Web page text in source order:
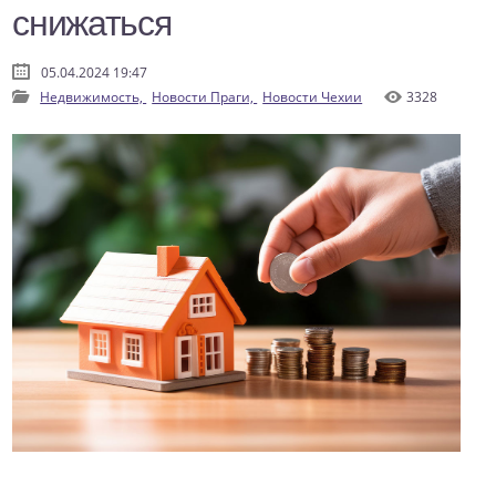
снижаться
05.04.2024 19:47
Недвижимость, Новости Праги, Новости Чехии 3328